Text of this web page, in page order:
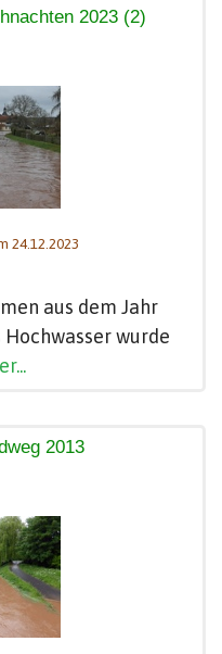
2023 (2)
24.12.2023
aus dem Jahr
wurde
2013